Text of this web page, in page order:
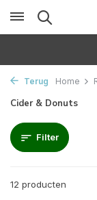
Terug Home
Cider & Donuts
Filter
12 producten